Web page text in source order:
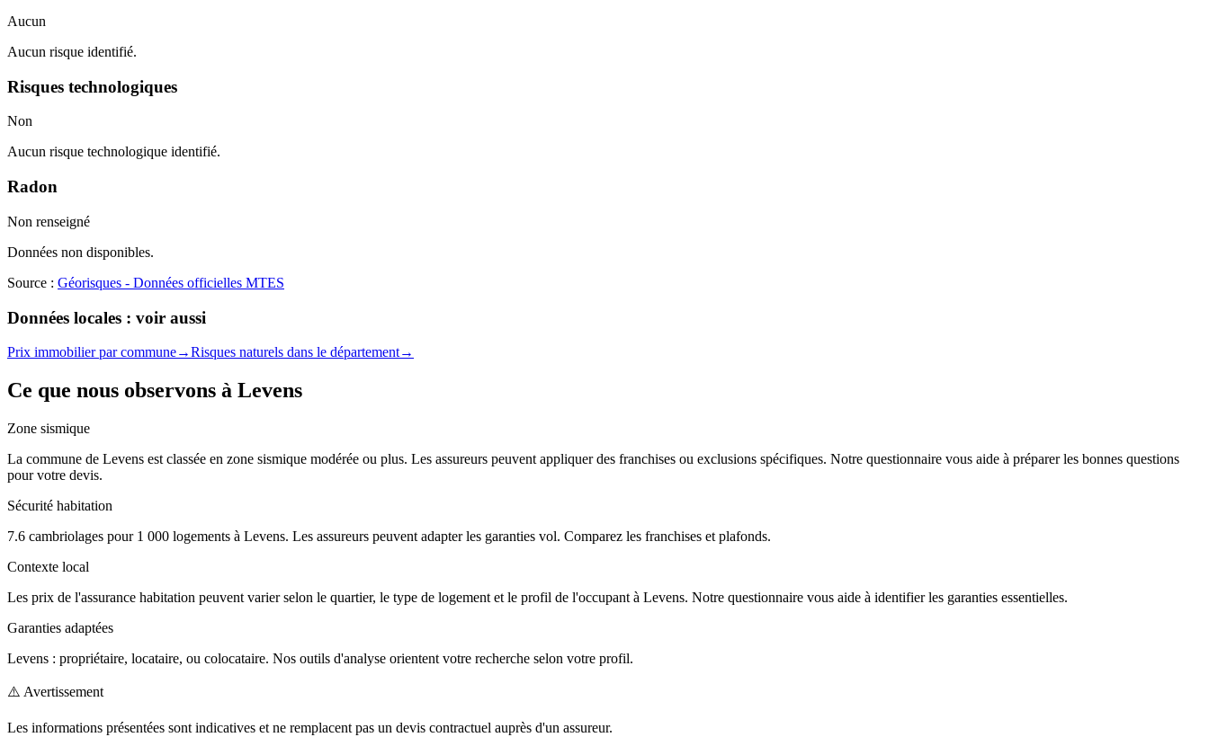
Aucun
Aucun risque identifié.
Risques technologiques
Non
Aucun risque technologique identifié.
Radon
Non renseigné
Données non disponibles.
Source : Géorisques - Données officielles MTES
Données locales : voir aussi
Prix immobilier par commune→Risques naturels dans le département→
Ce que nous observons à Levens
Zone sismique
La commune de Levens est classée en zone sismique modérée ou plus. Les assureurs peuvent appliquer des franchises ou exclusions spécifiques. Notre questionnaire vous aide à préparer les bonnes questions
pour votre devis.
Sécurité habitation
7.6 cambriolages pour 1 000 logements à Levens. Les assureurs peuvent adapter les garanties vol. Comparez les franchises et plafonds.
Contexte local
Les prix de l'assurance habitation peuvent varier selon le quartier, le type de logement et le profil de l'occupant à Levens. Notre questionnaire vous aide à identifier les garanties essentielles.
Garanties adaptées
Levens : propriétaire, locataire, ou colocataire. Nos outils d'analyse orientent votre recherche selon votre profil.
⚠️ Avertissement
Les informations présentées sont indicatives et ne remplacent pas un devis contractuel auprès d'un assureur.